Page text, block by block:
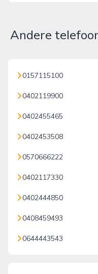
Andere
0157115100
0402119900
0402455465
0402453508
0570666222
0402117330
0402444850
0408459493
0644443543